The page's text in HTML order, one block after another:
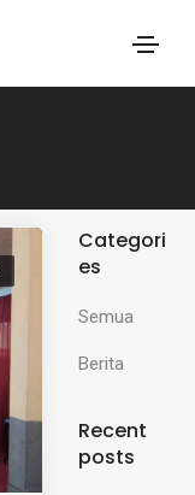
Categori
es
Semua
Berita
Recent
posts